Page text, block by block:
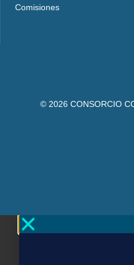
Comisiones
© 2026 CONSORCIO